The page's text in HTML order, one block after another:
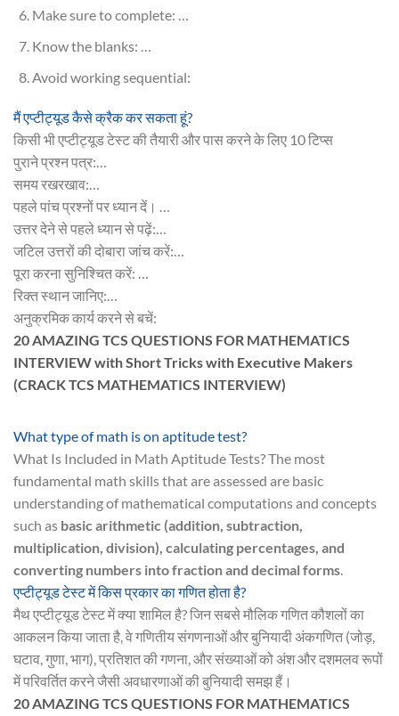
Make sure to complete: …
Know the blanks: …
Avoid working sequential:
मैं एप्टीट्यूड कैसे क्रैक कर सकता हूं?
किसी भी एप्टीट्यूड टेस्ट की तैयारी और पास करने के लिए 10 टिप्स
पुराने प्रश्न पत्र:…
समय रखरखाव:…
पहले पांच प्रश्नों पर ध्यान दें। …
उत्तर देने से पहले ध्यान से पढ़ें:…
जटिल उत्तरों की दोबारा जांच करें:…
पूरा करना सुनिश्चित करें: …
रिक्त स्थान जानिए:…
अनुक्रमिक कार्य करने से बचें:
20 AMAZING TCS QUESTIONS FOR MATHEMATICS
INTERVIEW with Short Tricks with Executive Makers
(CRACK TCS MATHEMATICS INTERVIEW)
What type of math is on aptitude test?
What Is Included in Math Aptitude Tests? The most
fundamental math skills that are assessed are basic
understanding of mathematical computations and concepts
such as basic arithmetic (addition, subtraction,
multiplication, division), calculating percentages, and
converting numbers into fraction and decimal forms.
एप्टीट्यूड टेस्ट में किस प्रकार का गणित होता है?
मैथ एप्टीट्यूड टेस्ट में क्या शामिल है? जिन सबसे मौलिक गणित कौशलों का
आकलन किया जाता है, वे गणितीय संगणनाओं और बुनियादी अंकगणित (जोड़,
घटाव, गुणा, भाग), प्रतिशत की गणना, और संख्याओं को अंश और दशमलव रूपों
में परिवर्तित करने जैसी अवधारणाओं की बुनियादी समझ हैं।
20 AMAZING TCS QUESTIONS FOR MATHEMATICS